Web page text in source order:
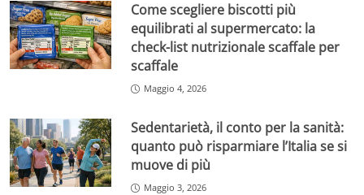
Come scegliere biscotti più
equilibrati al supermercato: la
check-list nutrizionale scaffale per
scaffale
Maggio 4, 2026
Sedentarietà, il conto per la sanità:
quanto può risparmiare l’Italia se si
muove di più
Maggio 3, 2026